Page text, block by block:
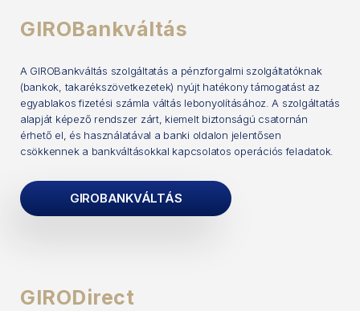
GIROBankváltás
A GIROBankváltás szolgáltatás a pénzforgalmi szolgáltatóknak
(bankok, takarékszövetkezetek) nyújt hatékony támogatást az
egyablakos fizetési számla váltás lebonyolításához. A szolgáltatás
alapját képező rendszer zárt, kiemelt biztonságú csatornán
érhető el, és használatával a banki oldalon jelentősen
csökkennek a bankváltásokkal kapcsolatos operációs feladatok.
GIROBANKVÁLTÁS
GIRODirect